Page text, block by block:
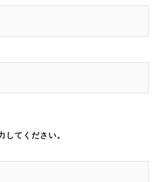
してください。